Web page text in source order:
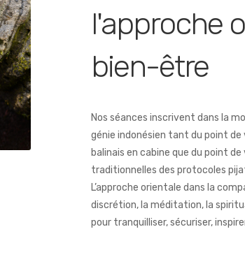
l'approche
bien-être
Nos séances inscrivent dans la
génie indonésien tant du point de
balinais en cabine que du point
traditionnelles des protocoles
L’approche orientale dans la
discrétion, la méditation, la
pour tranquilliser, sécuriser,